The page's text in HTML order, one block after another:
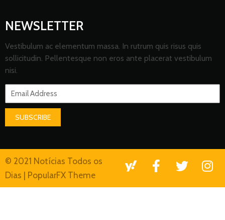
NEWSLETTER
Vestibulum ac elementum massa. In rutrum quis risus quis
sollicitudin. Pellentesque non eros ante placerat vestibulum
nisi.
SUBSCRIBE
© 2021 Notícias Todos os
Dias | PopularFX Theme